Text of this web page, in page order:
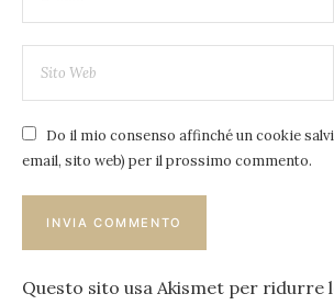
Do il mio consenso affinché un cookie
email, sito web) per il prossimo commento.
Questo sito usa Akismet per ridurre